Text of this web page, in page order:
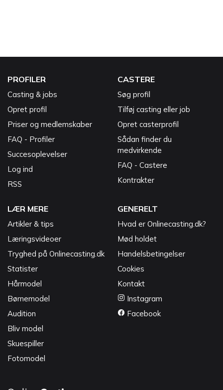
PROFILER
Casting & jobs
Opret profil
Priser og medlemskaber
FAQ - Profiler
Succesoplevelser
Log ind
RSS
CASTERE
Søg profil
Tilføj casting eller job
Opret casterprofil
Sådan finder du
medvirkende
FAQ - Castere
Kontrakter
LÆR MERE
Artikler & tips
Læringsvideoer
Tryghed på Onlinecasting.dk
Statister
Hårmodel
Børnemodel
Audition
Bliv model
Skuespiller
Fotomodel
GENERELT
Hvad er Onlinecasting.dk?
Mød holdet
Handelsbetingelser
Cookies
Kontakt
Instagram
Facebook